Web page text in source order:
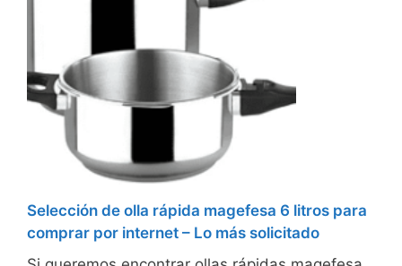
Selección de olla rápida magefesa 6 litros para
comprar por internet – Lo más solicitado